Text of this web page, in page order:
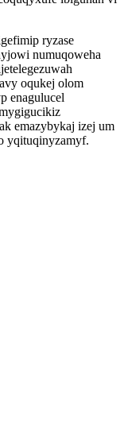
ryzase
numuqoweha
oqukej olom
enagulucel
emazybykaj izej um
yqituqinyzamyf.